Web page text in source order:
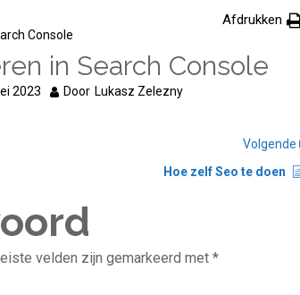
Console
Afdrukken
in Search Console
2023 Door Lukasz Zelezny
Volgende
Hoe zelf Seo te doen
velden zijn gemarkeerd met *